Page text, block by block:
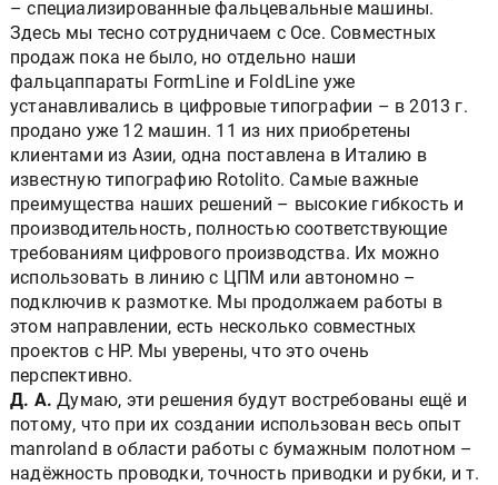
– специализированные фальцевальные машины.
Здесь мы тесно сотрудничаем с Oce. Совместных
продаж пока не было, но отдельно наши
фальцаппараты FormLine и FoldLine уже
устанавливались в цифровые типографии – в 2013 г.
продано уже 12 машин. 11 из них приобретены
клиентами из Азии, одна поставлена в Италию в
известную типографию Rotolito. Самые важные
преимущества наших решений – высокие гибкость и
производительность, полностью соответствующие
требованиям цифрового производства. Их можно
использовать в линию с ЦПМ или автономно –
подключив к размотке. Мы продолжаем работы в
этом направлении, есть несколько совместных
проектов с HP. Мы уверены, что это очень
перспективно.
Д. А.Думаю, эти решения будут востребованы ещё и
потому, что при их создании использован весь опыт
manroland в области работы с бумажным полотном –
надёжность проводки, точность приводки и рубки, и т.